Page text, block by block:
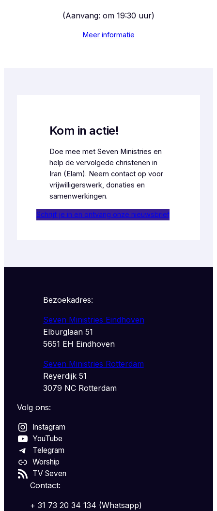
(Aanvang: om 19:30 uur)
Meer informatie
Kom in actie!
Doe mee met Seven Ministries en
help de vervolgede christenen in
Iran (Elam). Neem contact op voor
vrijwilligerswerk, donaties en
samenwerkingen.
Schrijf je in en ontvang onze nieuwsbrief
Bezoekadres:
Seven Ministries Eindhoven
Elburglaan 51
5651 EH Eindhoven
Seven Ministries Rotterdam
Reyerdijk 51
3079 NC Rotterdam
Volg ons:
Instagram
YouTube
Telegram
Worship
TV Seven
Contact:
+ 31 73 20 34 134 (Whatsapp)